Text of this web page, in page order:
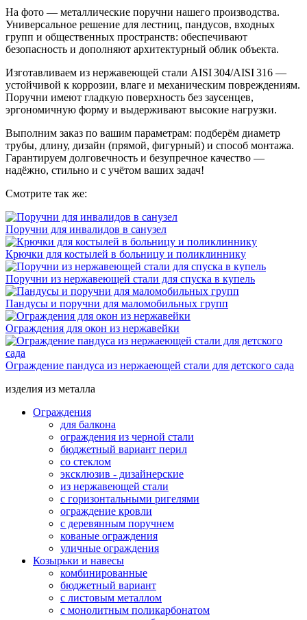
На фото — металлические поручни нашего производства.
Универсальное решение для лестниц, пандусов, входных
групп и общественных пространств: обеспечивают
безопасность и дополняют архитектурный облик объекта.
Изготавливаем из нержавеющей стали AISI 304/AISI 316 —
устойчивой к коррозии, влаге и механическим повреждениям.
Поручни имеют гладкую поверхность без заусенцев,
эргономичную форму и выдерживают высокие нагрузки.
Выполним заказ по вашим параметрам: подберём диаметр
трубы, длину, дизайн (прямой, фигурный) и способ монтажа.
Гарантируем долговечность и безупречное качество —
надёжно, стильно и с учётом ваших задач!
Смотрите так же:
Поручни для инвалидов в санузел
Крючки для костылей в больницу и поликлиннику
Поручни из нержавеющей стали для спуска в купель
Пандусы и поручни для маломобильных групп
Ограждения для окон из нержавейки
Ограждение пандуса из нержаеющей стали для детского сада
изделия из металла
Ограждения
для балкона
ограждения из черной стали
бюджетный вариант перил
со стеклом
эксклюзив - дизайнерские
из нержавеющей стали
с горизонтальными ригелями
ограждение кровли
с деревянным поручнем
кованые ограждения
уличные ограждения
Козырьки и навесы
комбинированные
бюджетный вариант
с листовым металлом
с монолитным поликарбонатом